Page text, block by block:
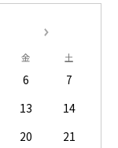
金 土
6
7
13
14
20
21